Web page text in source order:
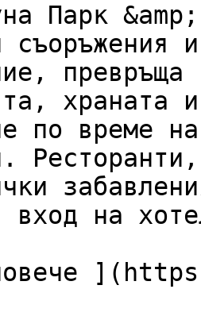
Парк
съоръжения
храната
по време
вход на